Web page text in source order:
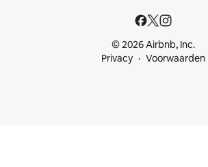
© 2026 Airbnb, Inc.
Privacy
Voorwaarden